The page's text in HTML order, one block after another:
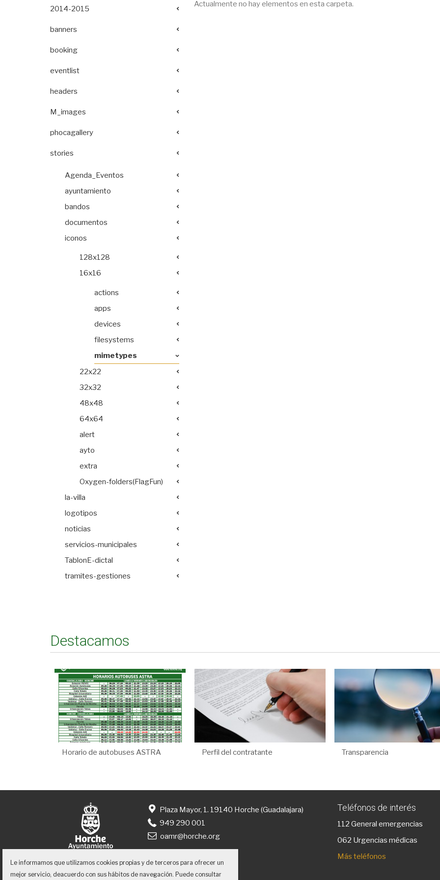
Actualmente no hay elementos en esta carpeta.
2014-2015
banners
booking
eventlist
headers
M_images
phocagallery
stories
Agenda_Eventos
ayuntamiento
bandos
documentos
iconos
128x128
16x16
actions
apps
devices
filesystems
mimetypes
22x22
32x32
48x48
64x64
alert
ayto
extra
Oxygen-folders(FlagFun)
la-villa
logotipos
noticias
servicios-municipales
TablonE-dictal
tramites-gestiones
Destacamos
Horario de autobuses ASTRA Perfil del contratante Transparencia
Plaza Mayor, 1. 19140 Horche (Guadalajara)
949 290 001
oamr@horche.org
Teléfonos de interés
112 General emergencias
062 Urgencias médicas
Más teléfonos
Le informamos que utilizamos cookies propias y de terceros para ofrecer un
mejor servicio, deacuerdo con sus hábitos de navegación. Puede consultar